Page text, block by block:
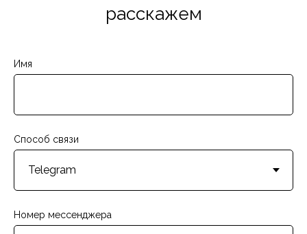
расскажем
Имя
Способ связи
Номер мессенджера